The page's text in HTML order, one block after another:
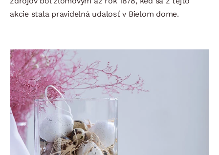
akcie stala pravidelná udalosť v Bielom dome.